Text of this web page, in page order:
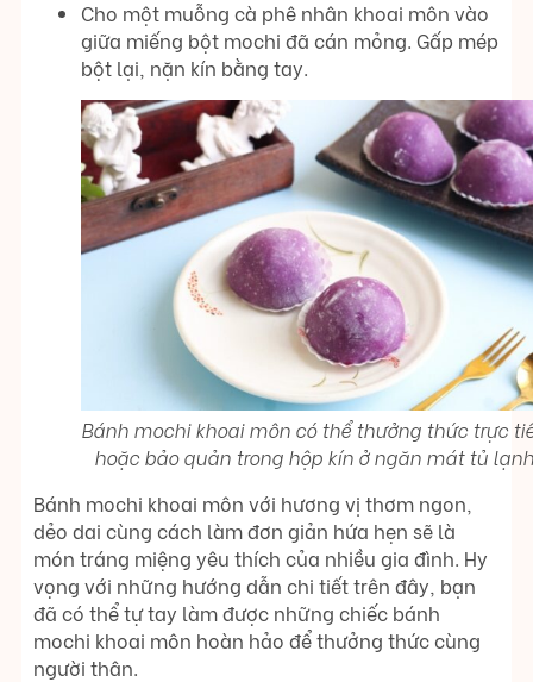
Cho một muỗng cà phê nhân khoai môn vào
giữa miếng bột mochi đã cán mỏng. Gấp mép
bột lại, nặn kín bằng tay.
Bánh mochi khoai môn có thể thưởng thức trực
hoặc bảo quản trong hộp kín ở ngăn mát tủ lạnh
Bánh mochi khoai môn với hương vị thơm ngon,
dẻo dai cùng cách làm đơn giản hứa hẹn sẽ là
món tráng miệng yêu thích của nhiều gia đình. Hy
vọng với những hướng dẫn chi tiết trên đây, bạn
đã có thể tự tay làm được những chiếc bánh
mochi khoai môn hoàn hảo để thưởng thức cùng
người thân.